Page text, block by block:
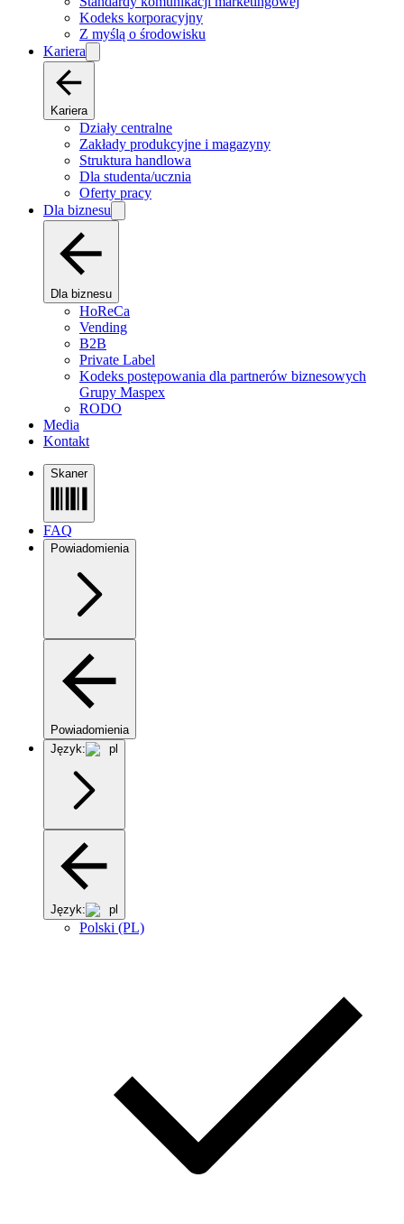
Kodeks korporacyjny
Z myślą o środowisku
Kariera
Kariera
Działy centralne
Zakłady produkcyjne i magazyny
Struktura handlowa
Dla studenta/ucznia
Oferty pracy
Dla biznesu
Dla biznesu
HoReCa
Vending
B2B
Private Label
Kodeks postępowania dla partnerów biznesowych
Grupy Maspex
RODO
Media
Kontakt
Skaner
FAQ
Powiadomienia
Powiadomienia
Język:
pl
Język: pl
Polski (PL)